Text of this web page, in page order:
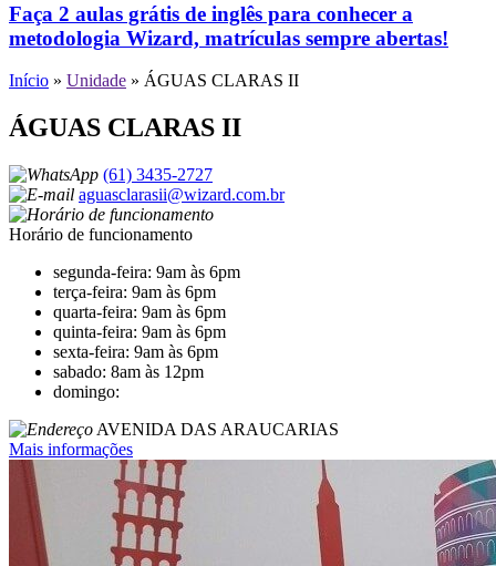
Faça 2 aulas grátis de inglês para conhecer a
metodologia Wizard, matrículas sempre abertas!
Início » Unidade » ÁGUAS CLARAS II
ÁGUAS CLARAS II
(61) 3435-2727
aguasclarasii@wizard.com.br
Horário de funcionamento
segunda-feira: 9am às 6pm
terça-feira: 9am às 6pm
quarta-feira: 9am às 6pm
quinta-feira: 9am às 6pm
sexta-feira: 9am às 6pm
sabado: 8am às 12pm
domingo:
AVENIDA DAS ARAUCARIAS
Mais informações